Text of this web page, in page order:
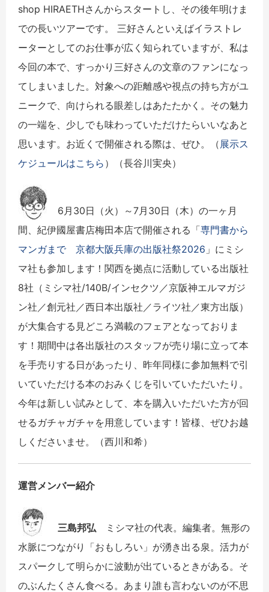
shop HIRAETHさんからスタートし、その後年明けま
での長いツアーです。 三好さんといえばイラストレ
ーターとしてのお仕事が広く知られていますが、私は
今回の本で、すっかり三好さんの文章のファンになっ
てしまいました。対象への距離感や視点の持ち方がユ
ニークで、向けられる眼差しはあたたかく。その魅力
の一端を、少しでも味わっていただけたらいいなあと
思います。お近くで開催される際は、ぜひ。（ 展示ス
ケジュールはこちら ）（長谷川実央）
6月30日（火）～7月30日（木）の一ヶ月
間、紀伊國屋書店梅田本店で開催される「専門書から
マンガまで 京都大阪兵庫の出版社祭2026 」にミシ
マ社も参加します！関西を拠点に活動している出版社
8社（ミシマ社/140B/インセクツ／京阪神エルマガジ
ン社／創元社／西日本出版社／ライツ社／東方出版）
が大集合する見どころ満載のフェアとなっておりま
す！期間中は各出版社のスタッフが売り場に立って本
を手売りする日があったり、昨年同様に参加無料で引
いていただける本のおみくじを引いていただいたり。
今年は新しい試みとして、本を購入いただいた方が回
せるガチャガチャを用意しています！皆様、ぜひお越
しくださいませ。（西川和希）
運営メンバー紹介
三島邦弘 ミシマ社の代表。編集者。無形の
水脈につながり「おもしろい」が湧き出る泉。活力が
スパークして明らかに波動が出ているときがある。そ
のぶんたくさん食べる。あまり誰も言わないのが不思